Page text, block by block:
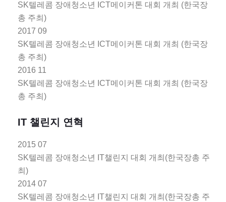
SK텔레콤 장애청소년 ICT메이커톤 대회 개최 (한국장
총 주최)
2017 09
SK텔레콤 장애청소년 ICT메이커톤 대회 개최 (한국장
총 주최)
2016 11
SK텔레콤 장애청소년 ICT메이커톤 대회 개최 (한국장
총 주최)
IT 챌린지 연혁
2015 07
SK텔레콤 장애청소년 IT챌린지 대회 개최(한국장총 주
최)
2014 07
SK텔레콤 장애청소년 IT챌린지 대회 개최(한국장총 주